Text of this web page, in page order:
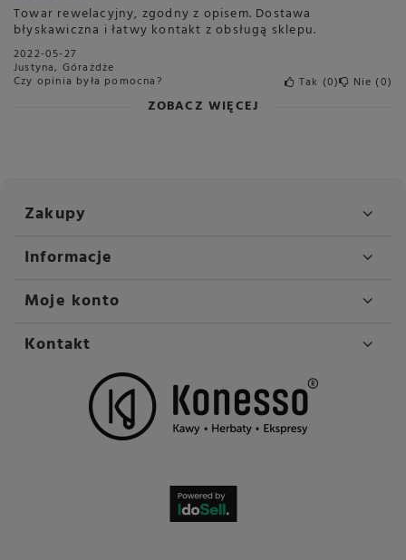
Towar rewelacyjny, zgodny z opisem. Dostawa
błyskawiczna i łatwy kontakt z obsługą sklepu.
2022-05-27
Justyna, Górażdże
Czy opinia była pomocna? Tak 0 Nie 0
ZOBACZ WIĘCEJ
Zakupy
Informacje
Moje konto
Kontakt